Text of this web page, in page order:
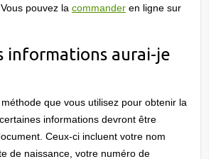
pouvez la commanderen ligne sur
informations aurai-je
que vous utilisez pour obtenir la
informations devront être
Ceux-ci incluent votre nom
de naissance, votre numéro de